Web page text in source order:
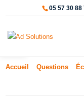
Ouvrir la barre d’outils
05 57 30 88
Accueil Questions